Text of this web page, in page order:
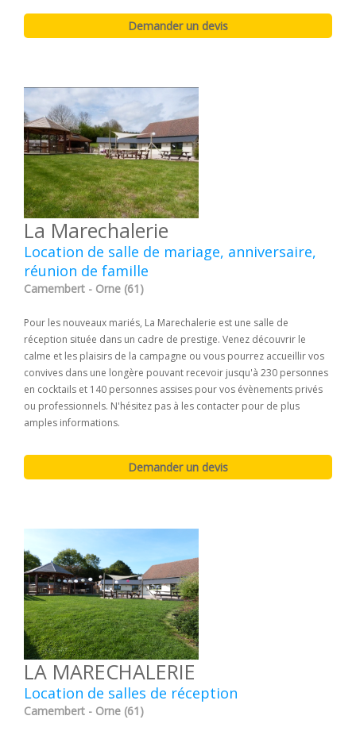
La Marechalerie
Location de salle de mariage, anniversaire,
réunion de famille
Camembert - Orne (61)
Pour les nouveaux mariés, La Marechalerie est une salle de
réception située dans un cadre de prestige. Venez découvrir le
calme et les plaisirs de la campagne ou vous pourrez accueillir vos
convives dans une longère pouvant recevoir jusqu'à 230 personnes
en cocktails et 140 personnes assises pour vos évènements privés
ou professionnels. N'hésitez pas à les contacter pour de plus
amples informations.
LA MARECHALERIE
Location de salles de réception
Camembert - Orne (61)